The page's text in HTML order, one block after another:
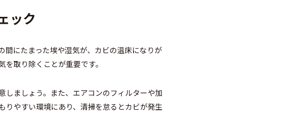
ック
間にたまった埃や湿気が、カビの温床になりが
取り除くことが重要です。
しましょう。また、エアコンのフィルターや加
りやすい環境にあり、清掃を怠るとカビが発生